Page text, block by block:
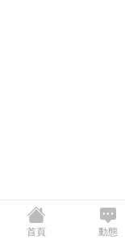
首頁 動態